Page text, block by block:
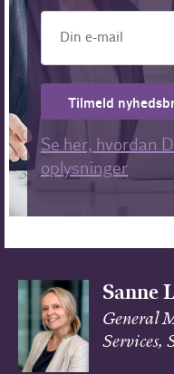
Tilmeld
Se her, hvordan
oplysninger
Sanne
General
Services,